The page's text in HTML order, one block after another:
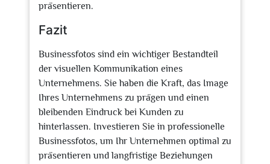
präsentieren.
Fazit
Businessfotos sind ein wichtiger Bestandteil
der visuellen Kommunikation eines
Unternehmens. Sie haben die Kraft, das Image
Ihres Unternehmens zu prägen und einen
bleibenden Eindruck bei Kunden zu
hinterlassen. Investieren Sie in professionelle
Businessfotos, um Ihr Unternehmen optimal zu
präsentieren und langfristige Beziehungen